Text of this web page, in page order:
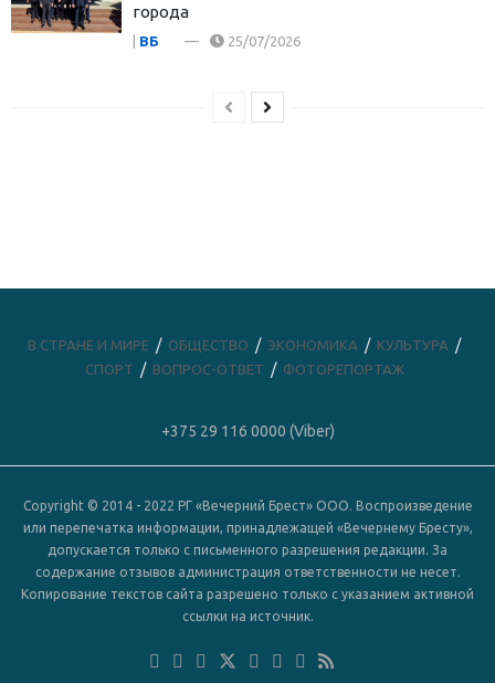
города
ВБ 25/07/2026
В СТРАНЕ И МИРЕ ОБЩЕСТВО ЭКОНОМИКА
КУЛЬТУРА
СПОРТ
ВОПРОС-ОТВЕТ ФОТОРЕПОРТАЖ
+375 29 116 0000 (Viber)
Copyright © 2014 - 2022 РГ «Вечерний Брест» ООО. Воспроизведение
или перепечатка информации, принадлежащей «Вечернему Бресту»,
допускается только с письменного разрешения редакции. За
содержание отзывов администрация ответственности не несет.
Копирование текстов сайта разрешено только с указанием активной
ссылки на источник.